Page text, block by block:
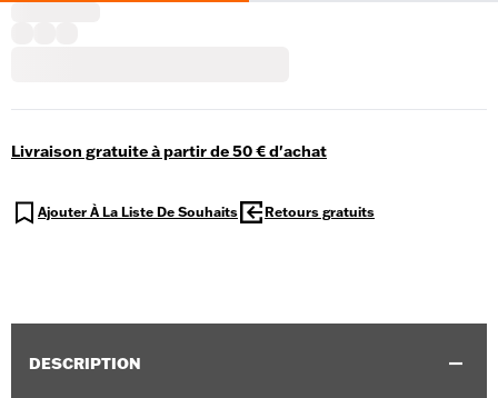
Livraison gratuite à partir de 50 € d'achat
Ajouter À La Liste De Souhaits Retours gratuits
DESCRIPTION